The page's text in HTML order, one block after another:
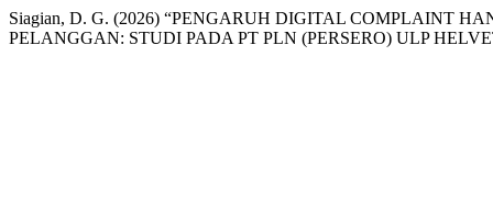
Siagian, D. G. (2026) “PENGARUH DIGITAL COMPLAINT
PELANGGAN: STUDI PADA PT PLN (PERSERO) ULP